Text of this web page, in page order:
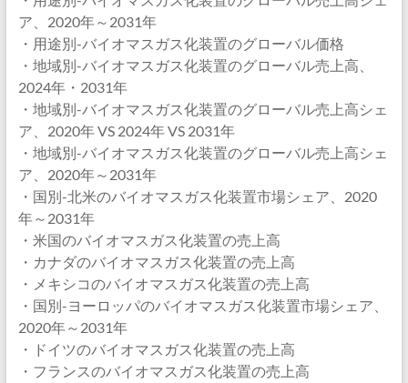
ア、2020年～2031年
・用途別-バイオマスガス化装置のグローバル価格
・地域別-バイオマスガス化装置のグローバル売上高、
2024年・2031年
・地域別-バイオマスガス化装置のグローバル売上高シェ
ア、2020年 VS 2024年 VS 2031年
・地域別-バイオマスガス化装置のグローバル売上高シェ
ア、2020年～2031年
・国別-北米のバイオマスガス化装置市場シェア、2020
年～2031年
・米国のバイオマスガス化装置の売上高
・カナダのバイオマスガス化装置の売上高
・メキシコのバイオマスガス化装置の売上高
・国別-ヨーロッパのバイオマスガス化装置市場シェア、
2020年～2031年
・ドイツのバイオマスガス化装置の売上高
・フランスのバイオマスガス化装置の売上高